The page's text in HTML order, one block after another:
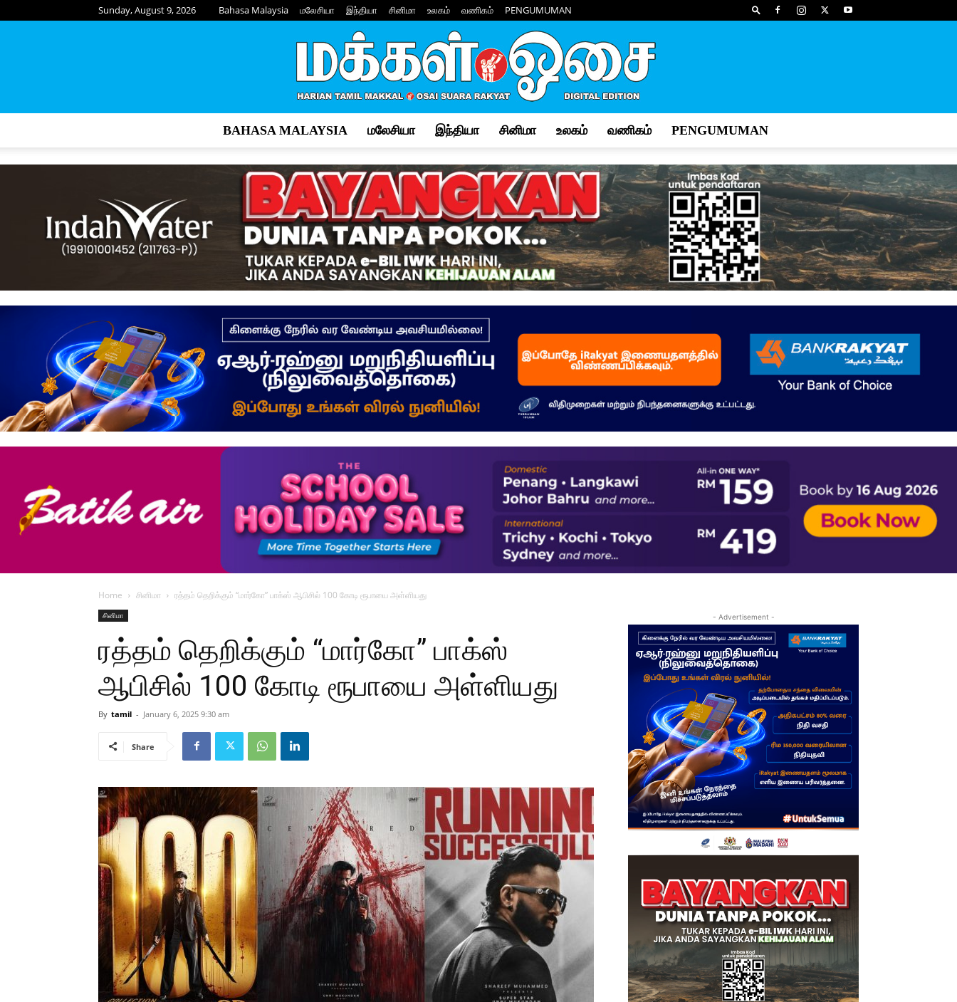
Sunday, August 9, 2026 Bahasa Malaysia மலேசியா இந்தியா சினிமா உலகம் வணிகம் PENGUMUMAN
Osai
–
மக்கள்
BAHASA MALAYSIA மலேசியா இந்தியா சினிமா உலகம் வணிகம் PENGUMUMAN
Home சினிமா ரத்தம் தெறிக்கும் “மார்கோ” பாக்ஸ் ஆபிசில் 100 கோடி ரூபாயை அள்ளியது
சினிமா
ரத்தம் தெறிக்கும் “மார்கோ” பாக்ஸ்
ஆபிசில் 100 கோடி ரூபாயை அள்ளியது
By tamil - January 6, 2025 9:30 am
Share
- Advertisement -